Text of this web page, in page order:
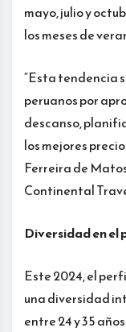
mayo, julio y
los meses de
“Esta tendencia
peruanos por
descanso,
los mejores
Ferreira de
Continental
Diversidad en el
Este 2024, el
una diversidad
entre 24 y 35